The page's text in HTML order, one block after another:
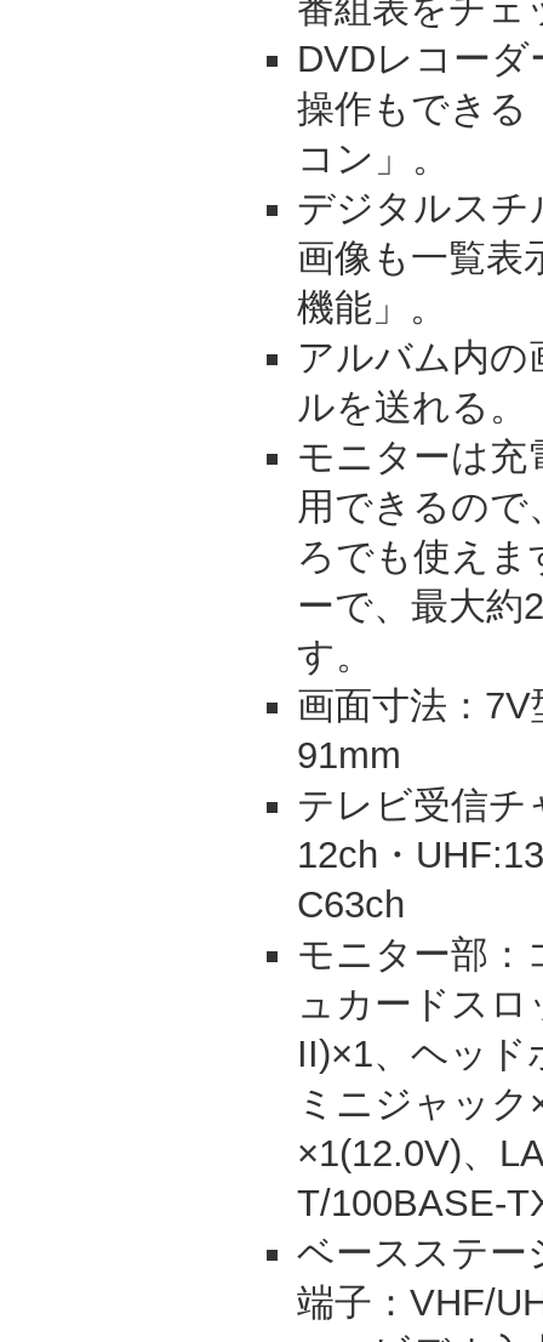
番組表をチェ
DVDレコー
操作もできる
コン」。
デジタルスチ
画像も一覧表
機能」。
アルバム内の
ルを送れる。
モニターは充
用できるので
ろでも使えま
ーで、最大約
す。
画面寸法：
91mm
テレビ受信チ
12ch・
C63ch
モニター部：
ュカードスロ
II)×1、ヘッド
ミニジャッ
×1(12.0V)、
T/100BASE-
ベースステー
端子：VHF/